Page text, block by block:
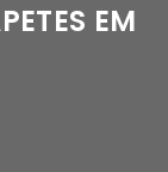
EM